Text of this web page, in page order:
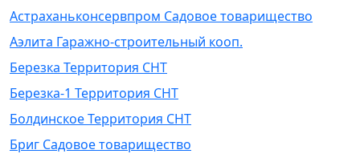
Астраханьконсервпром Садовое товарищество
Аэлита Гаражно-строительный кооп.
Березка Территория СНТ
Березка-1 Территория СНТ
Болдинское Территория СНТ
Бриг Садовое товарищество